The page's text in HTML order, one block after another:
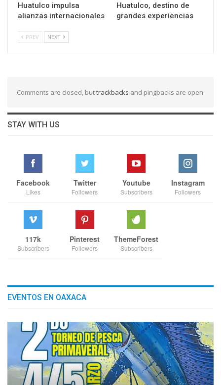
Huatulco impulsa
alianzas internacionales
Huatulco, destino de
grandes experiencias
PREV NEXT
Comments are closed, buttrackbacks and pingbacks are open.
STAY WITH US
Facebook
Likes
Twitter
Followers
Youtube
Subscribers
Instagram
Followers
117k
Subscribers
Pinterest
Followers
ThemeForest
Subscribers
EVENTOS EN OAXACA